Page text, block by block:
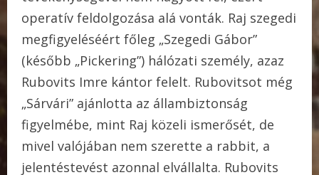
operatív feldolgozása alá vonták. Raj szegedi
megfigyeléséért főleg „Szegedi Gábor”
(később „Pickering”) hálózati személy, azaz
Rubovits Imre kántor felelt. Rubovitsot még
„Sárvári” ajánlotta az állambiztonság
figyelmébe, mint Raj közeli ismerősét, de
mivel valójában nem szerette a rabbit, a
jelentéstevést azonnal elvállalta. Rubovits